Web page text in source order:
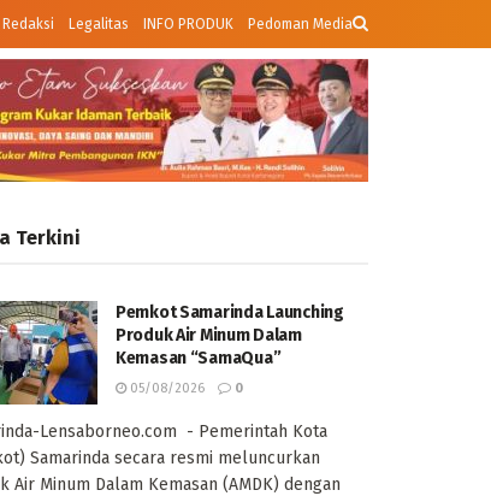
Redaksi Legalitas INFO PRODUK Pedoman Media
Terkini
Pemkot Samarinda Launching
Produk Air Minum Dalam
Kemasan “SamaQua”
05/08/2026 0
Lensaborneo.com - Pemerintah Kota
Samarinda secara resmi meluncurkan
Air Minum Dalam Kemasan (AMDK) dengan